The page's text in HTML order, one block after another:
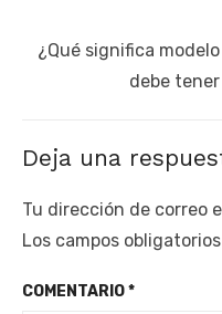
Next
¿Qué significa
debe
Deja una
Tu dirección de correo
Los campos
COMENTARIO*